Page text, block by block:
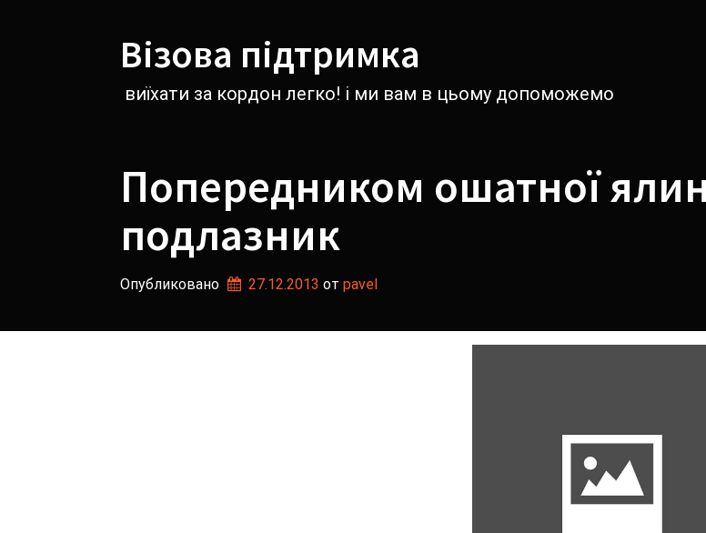
Візова підтримка
виїхати за кордон легко! і ми вам в цьому допоможемо
Попередником ошатної
подлазник
Опубликовано 27.12.2013 от pavel